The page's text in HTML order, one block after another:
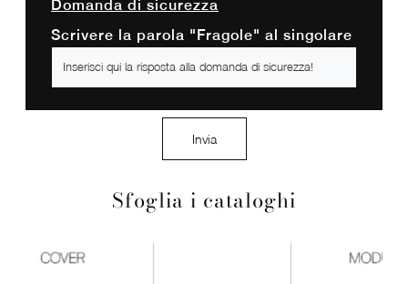
Sfoglia i cataloghi
Domanda di sicurezza
Scrivere la parola "Fragole" al singolare
Invia